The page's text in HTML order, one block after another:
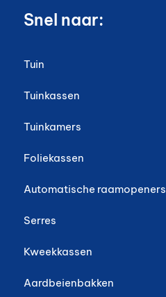
Snel naar:
Tuin
Tuinkassen
Tuinkamers
Foliekassen
Automatische raamopeners
Serres
Kweekkassen
Aardbeienbakken